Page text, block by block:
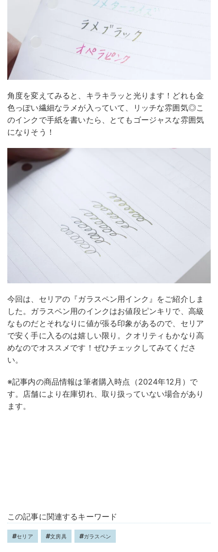
角度を変えてみると、キラキラッと光ります！どれも金
色っぽい繊細なラメが入っていて、リッチな雰囲気◎こ
のインクで手紙を書いたら、とてもゴージャスな雰囲気
になりそう！
今回は、セリアの『ガラスペン用インク』をご紹介しま
した。ガラスペン用のインクはお値段ピンキリで、高級
なものだとそれなりに値が張る印象があるので、セリア
で安く手に入るのは嬉しい限り。クオリティもかなり高
めなのでオススメです！ぜひチェックしてみてくださ
い。
※記事内の商品情報は筆者購入時点（2024年12月）で
す。店舗により在庫切れ、取り扱っていない場合があり
ます。
この記事に関連するキーワード
セリア 文房具 ガラスペン